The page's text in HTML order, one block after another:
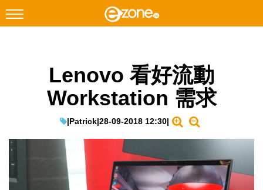
Facebook Instagram
遊戲動漫
教學評測
Lenovo 看好流動
Workstation 需求
|Patrick|28-09-2018 12:30|